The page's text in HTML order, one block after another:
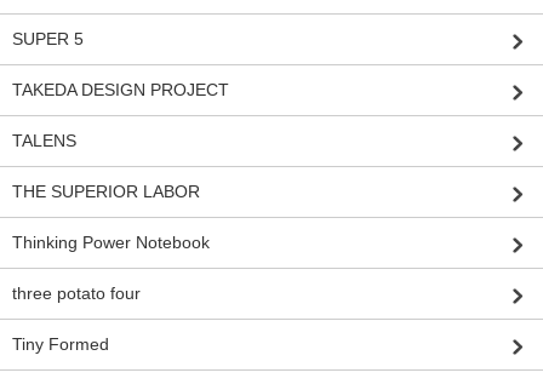
SUPER 5
TAKEDA DESIGN PROJECT
TALENS
THE SUPERIOR LABOR
Thinking Power Notebook
three potato four
Tiny Formed